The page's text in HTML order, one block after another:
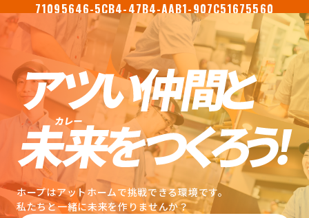
人を知る
環境を知る
お知らせ
ホープブログ
71095646-5CB4-47B4-AAB1-907C51675560
ホープはアットホームで挑戦できる環境です。
私たちと一緒に未来を作りませんか？